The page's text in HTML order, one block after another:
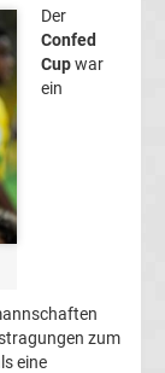
Der
Confed
Cupwar
ein
zum
eine